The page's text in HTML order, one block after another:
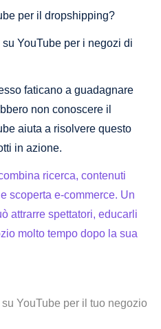
per il dropshipping?
YouTube per i negozi di
faticano a guadagnare
non conoscere il
aiuta a risolvere questo
in azione.
ricerca, contenuti
scoperta e-commerce. Un
attrarre spettatori, educarli
molto tempo dopo la sua
l'aspetto di un articolo,
Per i prodotti di
prova aggiuntiva è
YouTube per il tuo negozio